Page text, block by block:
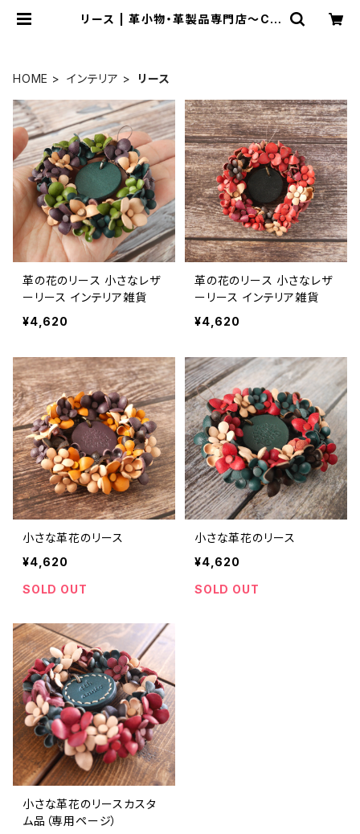
リース | 革小物・革製品専門店～CR
HOME インテリア リース
革の花のリース 小さなレザ
ーリース インテリア雑貨
¥4,620
革の花のリース 小さなレザ
ーリース インテリア雑貨
¥4,620
小さな革花のリース
¥4,620
SOLD OUT
小さな革花のリース
¥4,620
SOLD OUT
小さな革花のリースカスタ
ム品（専用ページ）